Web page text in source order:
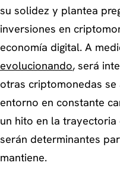
su solidez y plantea
inversiones en
economía digital. A
evolucionando, será
otras criptomonedas
entorno en constante
un hito en la trayectoria
serán determinantes
mantiene.